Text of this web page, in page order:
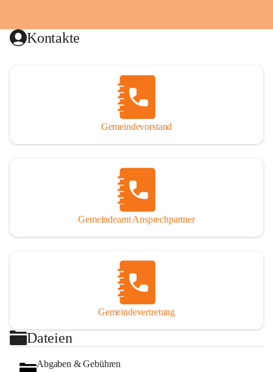
Kontakte
Gemeindevorstand
Gemeindeamt Ansprechpartner
Gemeindevertretung
Dateien
Abgaben & Gebühren